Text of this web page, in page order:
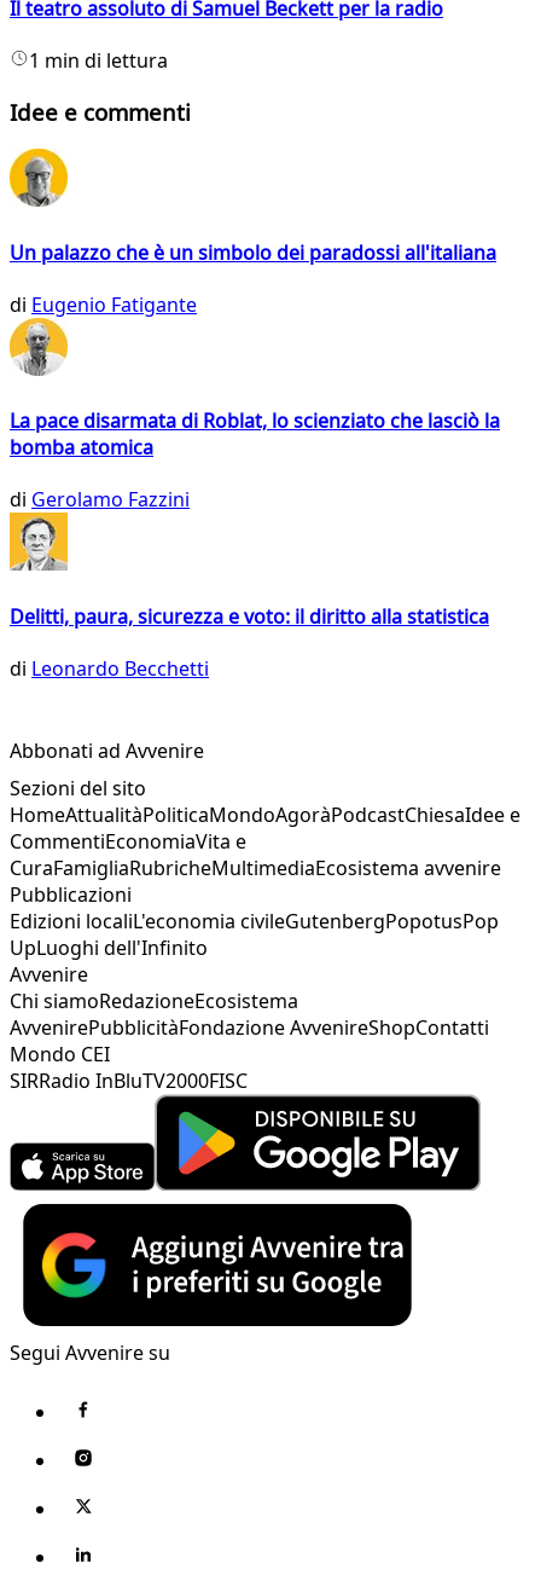
Il teatro assoluto di Samuel Beckett per la radio
1 min di lettura
Idee e commenti
Un palazzo che è un simbolo dei paradossi all'italiana
di Eugenio Fatigante
La pace disarmata di Roblat, lo scienziato che lasciò la
bomba atomica
di Gerolamo Fazzini
Delitti, paura, sicurezza e voto: il diritto alla statistica
di Leonardo Becchetti
Abbonati ad Avvenire
Sezioni del sito
HomeAttualitàPoliticaMondoAgoràPodcastChiesaIdee e
CommentiEconomiaVita e
CuraFamigliaRubricheMultimediaEcosistema avvenire
Pubblicazioni
Edizioni localiL'economia civileGutenbergPopotusPop
UpLuoghi dell'Infinito
Avvenire
Chi siamoRedazioneEcosistema
AvvenirePubblicitàFondazione AvvenireShopContatti
Mondo CEI
SIRRadio InBluTV2000FISC
Segui Avvenire su